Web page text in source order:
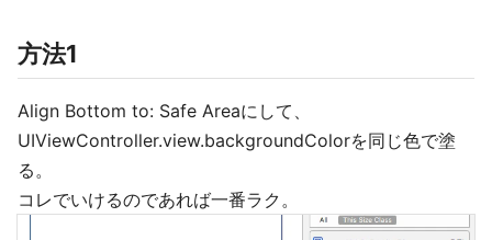
方法1
Align Bottom to: Safe Areaにして、
UIViewController.view.backgroundColorを同じ色で塗
る。
コレでいけるのであれば一番ラク。